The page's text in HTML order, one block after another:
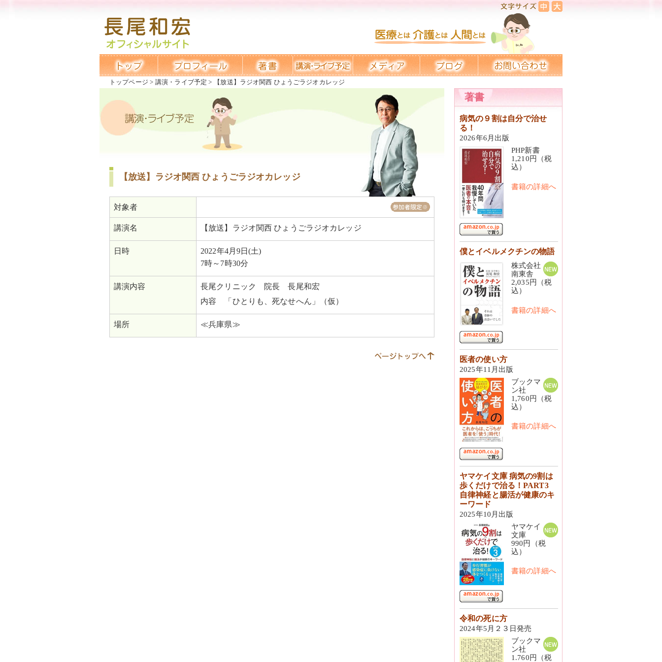
トップページ 講演・ライブ予定 【放送】ラジオ関西 ひょうごラジオカレッジ
【放送】ラジオ関西 ひょうごラジオカレッジ
対象者
講演名 【放送】ラジオ関西 ひょうごラジオカレッジ
日時
2022年4月9日(土)
7時～7時30分
講演内容
長尾クリニック 院長 長尾和宏
内容 「ひとりも、死なせへん」（仮）
場所 ≪兵庫県≫
著書
病気の９割は自分で治せ
る！
2026年6月出版
PHP新書
1,210円（税
込）
書籍の詳細へ
僕とイベルメクチンの物語
株式会社
南東舎
2,035円（税
込）
書籍の詳細へ
医者の使い方
2025年11月出版
ブックマ
ン社
1,760円（税
込）
書籍の詳細へ
ヤマケイ文庫 病気の9割は
歩くだけで治る！PART3
自律神経と腸活が健康のキ
ーワード
2025年10月出版
ヤマケイ
文庫
990円（税
込）
書籍の詳細へ
令和の死に方
2024年5月２３日発売
ブックマ
ン社
1.760円（税